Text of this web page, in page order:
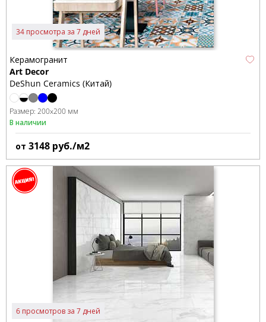
34 просмотра за 7 дней
Керамогранит
Art Decor
DeShun Ceramics (Китай)
Размер: 200x200 мм
В наличии
от 3148 руб./м2
6 просмотров за 7 дней